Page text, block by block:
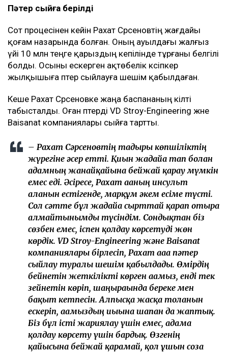
Пәтер сыйға берілді
Сот процесінен кейін Рахат Сәрсеновтің жағдайы
қоғам назарында болған. Оның ауылдағы жалғыз
үйі 10 млн теңге қарыздың кепілінде тұрғаны белгілі
болды. Осыны ескерген ақтөбелік кәсіпкер
жылқышыға пәтер сыйлауға шешім қабылдаған.
Кеше Рахат Сәрсеновке жаңа баспананың кілті
табысталды. Оған пәтерді VD Stroy-Engineering және
Baisanat компаниялары сыйға тартты.
– Рахат Сәрсеновтің тағдыры көпшіліктің
жүрегіне әсер етті. Қиын жағдайға тап болған
адамның жанайқайына бейжай қарау мүмкін
емес еді. Әсіресе, Рахат ағаның инсульт
алғанын естігенде, марқұм әкем есіме түсті.
Сол сәтте бұл жағдайға сырттай қарап отыра
алмайтынымды түсіндім. Сондықтан біз
сөзбен емес, іспен қолдау көрсетуді жөн
көрдік. VD Stroy-Engineering және Baisanat
компаниялары бірлесіп, Рахат ағаға пәтер
сыйлау туралы шешім қабылдады. Өмірдің
бейнетін жеткілікті көрген ағамыз, енді тек
зейнетін көріп, шаңырағында береке мен
бақыт кетпесін. Алпысқа жасқа толғанын
ескеріп, ағамыздың иығына шапан да жаптық.
Біз бұл істі жариялау үшін емес, адамға
қолдау көрсету үшін бардық. Өзгенің
қайғысына бейжай қарамай, қол ұшын соза